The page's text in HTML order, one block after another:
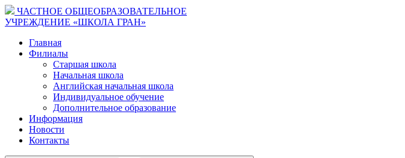
ЧАСТНОЕ ОБЩЕОБРАЗОВАТЕЛЬНОЕ
УЧРЕЖДЕНИЕ «ШКОЛА ГРАН»
Главная
Филиалы
Старшая школа
Начальная школа
Английская начальная школа
Индивидуальное обучение
Дополнительное образование
Информация
Новости
Контакты